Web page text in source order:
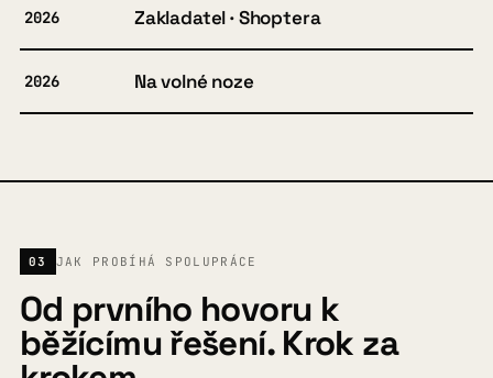
2026 Zakladatel · Shoptera
2026 Na volné noze
03 JAK PROBÍHÁ SPOLUPRÁCE
Od prvního hovoru k
běžícímu řešení. Krok za